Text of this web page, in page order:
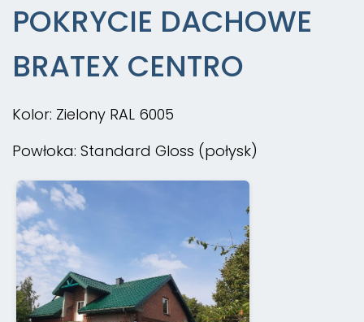
POKRYCIE DACHOWE
BRATEX CENTRO
Kolor: Zielony RAL 6005
Powłoka: Standard Gloss (połysk)